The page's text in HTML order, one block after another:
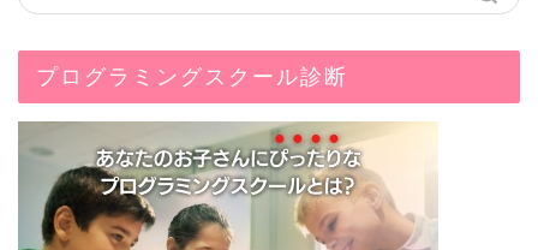
プログラミングスクール診断